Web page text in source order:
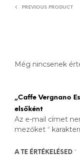
PREVIOUS PRODUCT
Még nincsenek
„Caffe Vergnano
elsőként
Az e-mail címet
mezőket *
A TE ÉRTÉKELÉSED *